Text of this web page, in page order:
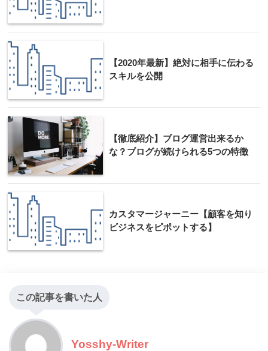
【2020年最新】絶対に相手に伝わる
スキルを公開
【徹底紹介】ブログ運営出来るか
な？ブログが続けられる5つの特徴
カスタマージャーニー【顧客を知り
ビジネスをピポットする】
この記事を書いた人
Yosshy-Writer